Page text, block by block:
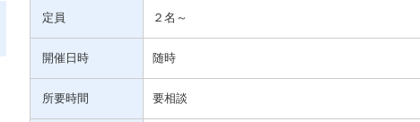
定員 ２名～
開催日時 随時
所要時間 要相談